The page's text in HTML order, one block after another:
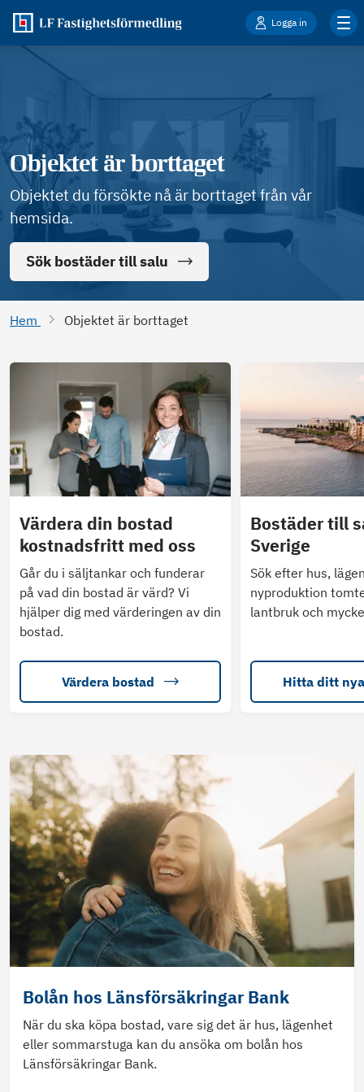
Logga in
Objektet är borttaget
Objektet du försökte nå är borttaget från vår
hemsida.
Sök bostäder till salu
Hem Objektet är borttaget
Värdera din bostad
kostnadsfritt med oss
Går du i säljtankar och funderar
på vad din bostad är värd? Vi
hjälper dig med värderingen av din
bostad.
Värdera bostad
Bostäder till
Sverige
Sök efter hus,
nyproduktion
lantbruk och
Hitta ditt
Bolån hos Länsförsäkringar Bank
När du ska köpa bostad, vare sig det är hus, lägenhet
eller sommarstuga kan du ansöka om bolån hos
Länsförsäkringar Bank.